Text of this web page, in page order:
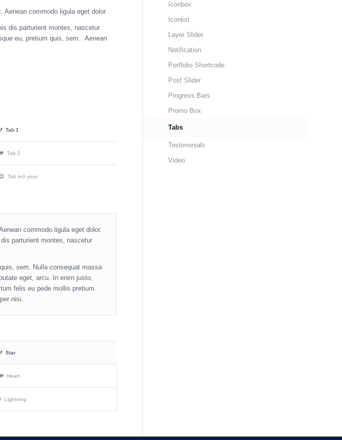
commodo ligula eget dolor.
dis parturient montes, nascetur
eu, pretium quis, sem. Aenean
Tab 1
Tab 2
Tab nr3 yoyo
commodo ligula eget dolor.
parturient montes, nascetur
sem. Nulla consequat massa
eget, arcu. In enim justo,
felis eu pede mollis pretium.
nisi.
Star
Heart
Lightning
Iconbox
Iconlist
Layer Slider
Notification
Portfolio Shortcode
Post Slider
Progress Bars
Promo Box
Tabs
Testimonials
Video